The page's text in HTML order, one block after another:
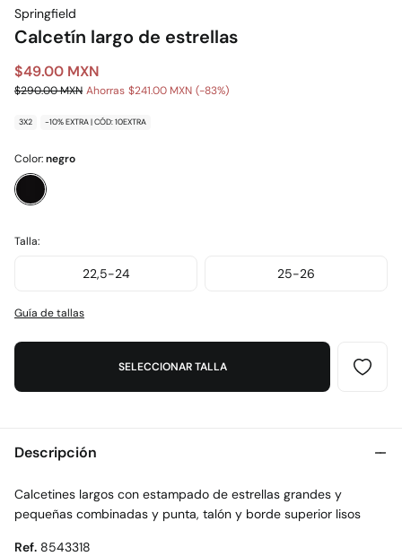
Springfield
Calcetín largo de estrellas
$49.00 MXN
$290.00 MXN Ahorras $241.00 MXN 83
3X2 -10% EXTRA | CÓD: 10EXTRA
Color:negro
Talla:
22,5-24 25-26
Guía de tallas
SELECCIONAR TALLA
Descripción
Calcetines largos con estampado de estrellas grandes y
pequeñas combinadas y punta, talón y borde superior lisos
Ref. 8543318